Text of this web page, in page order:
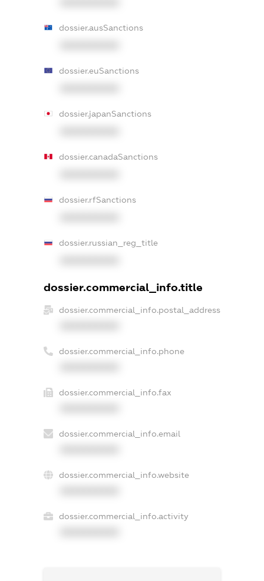
dossier.ausSanctions
dossier.euSanctions
dossier.japanSanctions
dossier.canadaSanctions
dossier.rfSanctions
dossier.russian_reg_title
dossier.commercial_info.title
dossier.commercial_info.postal_address
dossier.commercial_info.phone
dossier.commercial_info.fax
dossier.commercial_info.email
dossier.commercial_info.website
dossier.commercial_info.activity